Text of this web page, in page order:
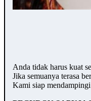
Anda tidak harus kuat
Jika semuanya terasa
Kami siap